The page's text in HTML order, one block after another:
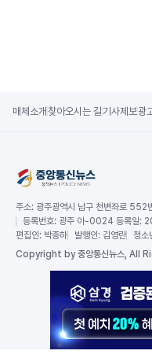
매체소개 찾아오시는 길기사제보광
주소: 광주광역시 남구 천변좌로 552
등록번호: 광주 아-0024 등록일:
편집인: 박종하 발행인: 김영란 청소
Copyright by 중앙통신뉴스, All